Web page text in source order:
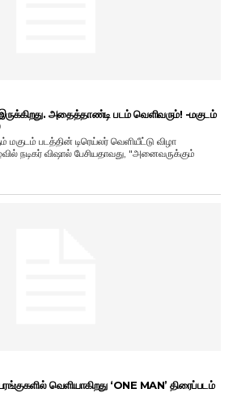
அதைத்தாண்டி படம் வெளிவரும்! -மகுடம்
மகுடம் படத்தின் டிரெய்லர் வெளியீட்டு விழா
வெளியாகிறது ‘ONE MAN’ திரைப்படம்